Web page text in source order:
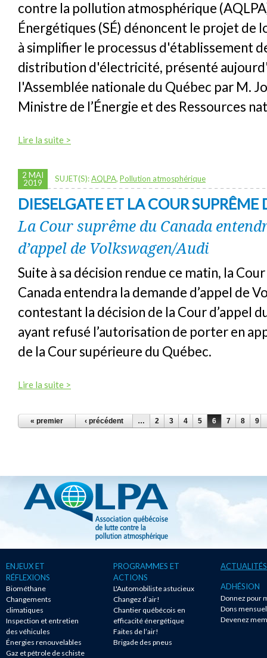
contre la pollution atmosphérique
Énergétiques (SÉ) dénoncent le projet de
à simplifier le processus d'établissement
distribution d'électricité, présenté
l'Assemblée nationale du Québec par M.
Ministre de l’Énergie et des Ressources
Lire la suite >
2 MAI
2019
SUJET(S):AQLPA, Pollution atmosphérique
DIESELGATE ET LA COUR
La Cour suprême du Canada
d’appel de Volkswagen/Audi
Suite à sa décision rendue ce matin, la
Canada entendra la demande d’appel de
contestant la décision de la Cour d’appel
ayant refusé l’autorisation de porter en
de la Cour supérieure du Québec.
Lire la suite >
PAGES
« premier ‹ précédent … 2 3 4 5 6 7 8 9
ENJEUX ET
RÉFLEXIONS
Biométhane
Changements
climatiques
Inspection et entretien
des véhicules
Énergies renouvelables
Gaz et pétrole de schiste
PROGRAMMES ET
ACTIONS
L'Automobiliste astucieux
Changez d’air!
Chantier québécois en
efficacité énergétique
Faites de l’air!
Brigade des pneus
ACTUALITÉS
ADHÉSION
Donnez pour
Dons
Devenez